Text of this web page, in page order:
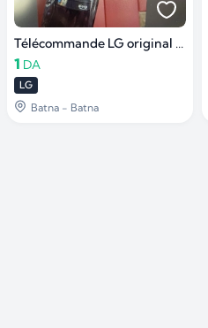
Télécommande LG original MR 20 MR 22
1 DA
LG
Batna - Batna